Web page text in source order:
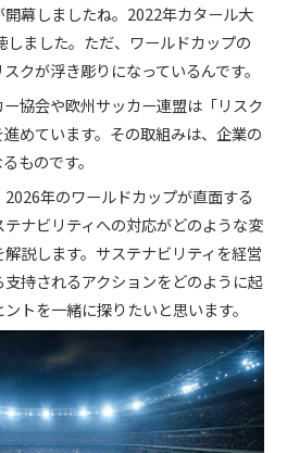
幕しましたね。2022年カタール大
ました。ただ、ワールドカップの
クが浮き彫りになっているんです。
協会や欧州サッカー連盟は「リスク
めています。その取組みは、企業の
ものです。
年のワールドカップが直面する
ナビリティへの対応がどのような変
説します。サステナビリティを経営
持されるアクションをどのように起
トを一緒に探りたいと思います。